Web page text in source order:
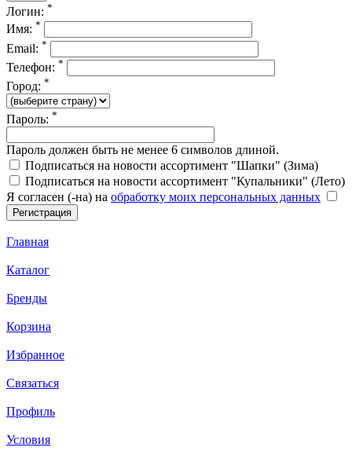
Логин: *
Имя: *
Email: *
Телефон: *
Город: *
Пароль: *
Пароль должен быть не менее 6 символов длиной.
Подписаться на новости ассортимент "Шапки" (Зима)
Подписаться на новости ассортимент "Купальники" (Лето)
Я согласен (-на) на обработку моих персональных данных
Главная
Каталог
Бренды
Корзина
Избранное
Связаться
Профиль
Условия